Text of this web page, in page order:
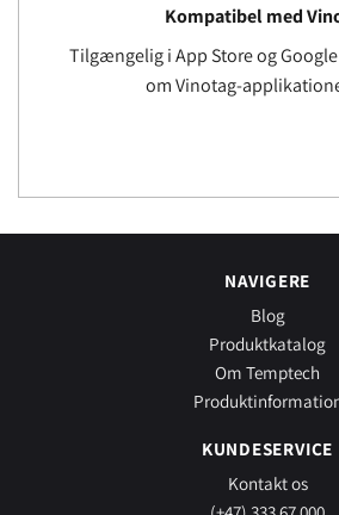
Kompatibel med
Tilgængelig i App Store og
om Vinotag-
NAVIGERE
Blog
Produktkatalog
Om Temptech
KUNDESERVICE
Kontakt os